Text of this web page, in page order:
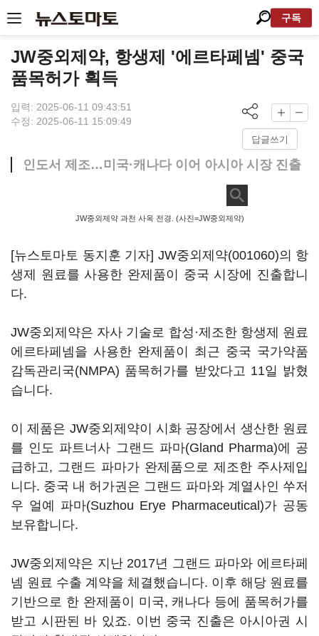
구독
JW중외제약, 항생제 '에르타페넴' 중국
품목허가 획득
입력: 2025-06-11 09:43:51
수정: 2025-06-11 15:09:49
답글쓰기
인도서 제조…미국·캐나다 이어 아시아 시장 진출
JW중외제약 과천 사옥 전경. (사진=JW중외제약)
[뉴스토마토 동지훈 기자] JW중외제약(001060)의 항
생제 원료를 사용한 완제품이 중국 시장에 진출합니
다.
JW중외제약은 자사 기술로 합성·제조한 항생제 원료
에르타페넴을 사용한 완제품이 최근 중국 국가약품
감독관리국(NMPA) 품목허가를 받았다고 11일 밝혔
습니다.
이 제품은 JW중외제약이 시화 공장에서 생산한 원료
를 인도 파트너사 그랜드 파마(Gland Pharma)에 공
급하고, 그랜드 파마가 완제품으로 제조한 주사제입
니다. 중국 내 허가권은 그랜드 파마와 계열사인 쑤저
우 얼예 파마(Suzhou Erye Pharmaceutical)가 공동
보유합니다.
JW중외제약은 지난 2017년 그랜드 파마와 에르타페
넴 원료 수출 계약을 체결했습니다. 이후 해당 원료를
기반으로 한 완제품이 미국, 캐나다 등에 품목허가를
받고 시판된 바 있죠. 이번 중국 진출은 아시아권 시